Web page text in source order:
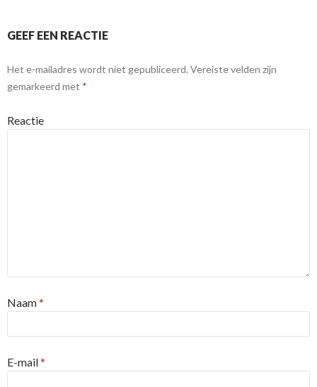
GEEF EEN REACTIE
Het e-mailadres wordt niet gepubliceerd. Vereiste velden zijn
gemarkeerd met *
Reactie
Naam*
E-mail*